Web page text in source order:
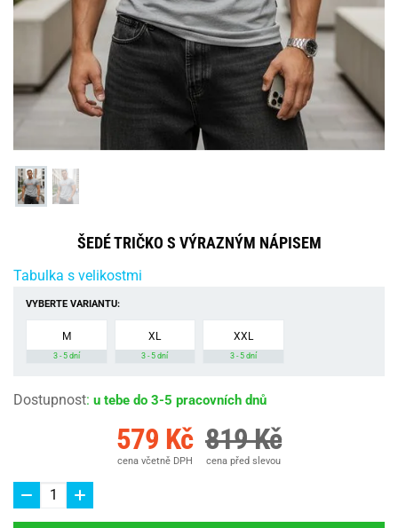
ŠEDÉ TRIČKO S VÝRAZNÝM NÁPISEM
Tabulka s velikostmi
VYBERTE VARIANTU:
M
3 - 5 dní
XL
3 - 5 dní
XXL
3 - 5 dní
Dostupnost: u tebe do 3-5 pracovních dnů
579 Kč
cena včetně DPH
819 Kč
cena před slevou